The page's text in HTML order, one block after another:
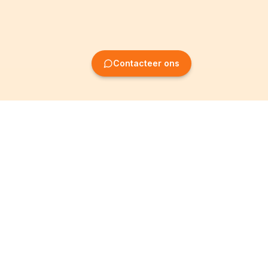
Contacteer ons